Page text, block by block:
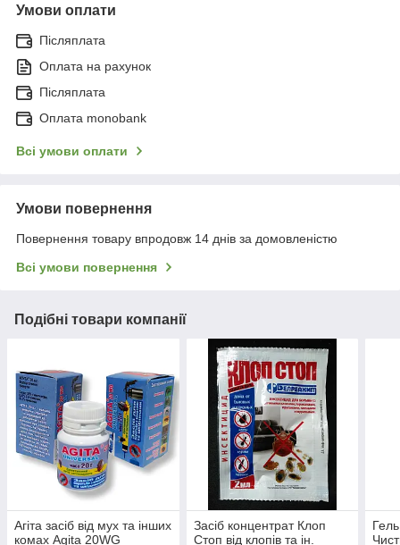
Умови оплати
Післяплата
Оплата на рахунок
Післяплата
Оплата monobank
Всі умови оплати
Умови повернення
Повернення товару впродовж 14 днів за домовленістю
Всі умови повернення
Подібні товари компанії
Агіта засіб від мух та інших
комах Agita 20WG
Засіб концентрат Клоп
Стоп від клопів та ін.